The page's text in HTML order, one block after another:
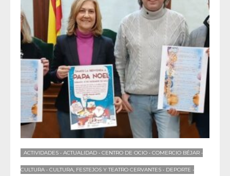
ACTIVIDADES • ACTUALIDAD • CENTRO DE OCIO • COMERCIO BÉJAR •
CULTURA • CULTURA, FESTEJOS Y TEATRO CERVANTES • DEPORTE •